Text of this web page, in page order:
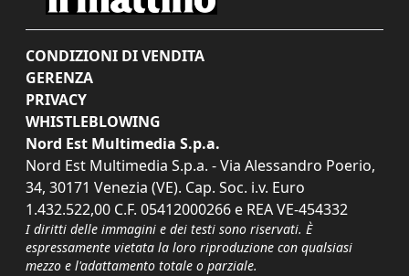
CONDIZIONI DI VENDITA
GERENZA
PRIVACY
WHISTLEBLOWING
Nord Est Multimedia S.p.a.
Nord Est Multimedia S.p.a. - Via Alessandro Poerio,
34, 30171 Venezia (VE). Cap. Soc. i.v. Euro
1.432.522,00 C.F. 05412000266 e REA VE-454332
I diritti delle immagini e dei testi sono riservati. È
espressamente vietata la loro riproduzione con qualsiasi
mezzo e l'adattamento totale o parziale.